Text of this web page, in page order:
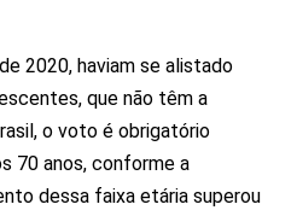
2020, haviam se alistado
que não têm a
o voto é obrigatório
70 anos, conforme a
dessa faixa etária superou